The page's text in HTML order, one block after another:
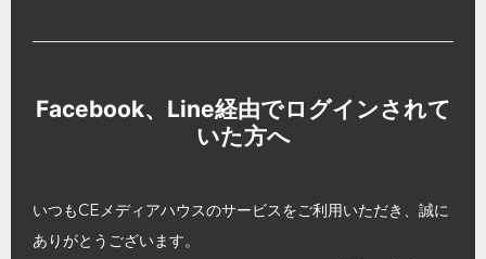
Facebook、Line経由でログインされて
いた方へ
いつもCEメディアハウスのサービスをご利用いただき、誠に
ありがとうございます。